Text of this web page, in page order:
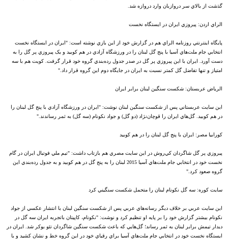
گذشت از بالاي سر دروازبان وارد دروازه شد.
الراي اردن: پيروزي ايران در ايستگاه نخست
پايگاه اينترنتي روزنامه الراي هم در گزارش خود از اين بازي نوشته است:‌ "ايران در ايستگاه نخست
انتخابي جام ملت‌هاي آسيا با پنج گل لبنان را در ورزشگاه آزادي در هم کوبيد و يک پيروزي پر گل را به
دست آورد. ايران با اين پيروزي پر گل در صدر جدول رده‌بندي گروه خود قرار گرفت. کويت هم با سه
امتياز و تنها تفاضل گل کمتر نسبت به ايران در جايگاه دوم اين گروه قرار داد."
الرياض عربستان: شکست سنگين لبنان برابر ايران
اين سايت عربستاني پس از شکست سنگين لبنان نوشت: "ايران در ورزشگاه آزادي با پنج گل لبنان را
در هم کوبيد. گل‌هاي ايران را قوچان‌نژاد (دو گل) و جواد نکونام (سه گل) به ثمر رساندند."
کورابيا مصر: ايران با پنج گل لبنان را در هم کوبيد
پيروزي پر گل شاگردان کي‌روش در اين سايت مصري هم بازتاب داشت: "تيم ملي فوتبال ايران در گام
نخست خود در انتخابي جام ملت‌هاي آسيا 2015 لبنان را به پنج گل در هم کوبيد و به جدول رده‌بندي اين
گروه صعود کرد."
سايت کوره: سه گل نکونام لبنان را متحمل شکست سنگيني کرد
اين سايت عربي بر خلاف ديگر رسانه‌هاي عربي پس از شکست سنگين لبنان با انتشار عکسي از جواد
نکونام بيشتر گزارش خود را بر پايه او تنظيم کرد و نوشت: "نکونام، کاپيتان باتجربه ايران سه گل در
ديدار تيمش برابر لبنان به ثمر رساند؛ گل‌هايي که باعث شکست سنگين شاگردان تئو بوکر شد. ايران در
ايستگاه نخست خود در انتخابي جام ملت‌هاي آسيا براي رقباي خود در اين گروه خط و نشان کشيد و با